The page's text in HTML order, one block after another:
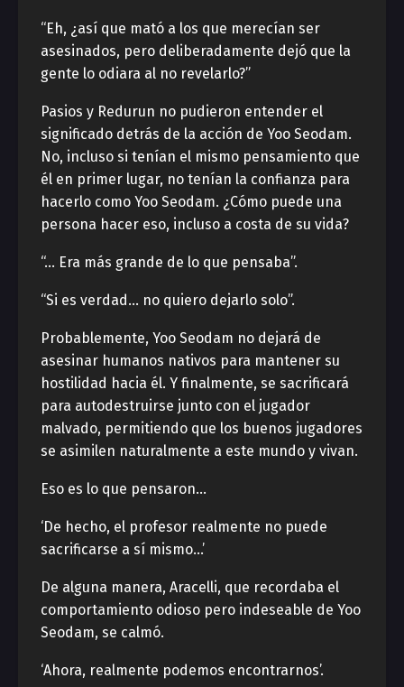
“Eh, ¿así que mató a los que merecían ser
asesinados, pero deliberadamente dejó que la
gente lo odiara al no revelarlo?”
Pasios y Redurun no pudieron entender el
significado detrás de la acción de Yoo Seodam.
No, incluso si tenían el mismo pensamiento que
él en primer lugar, no tenían la confianza para
hacerlo como Yoo Seodam. ¿Cómo puede una
persona hacer eso, incluso a costa de su vida?
“… Era más grande de lo que pensaba”.
“Si es verdad… no quiero dejarlo solo”.
Probablemente, Yoo Seodam no dejará de
asesinar humanos nativos para mantener su
hostilidad hacia él. Y finalmente, se sacrificará
para autodestruirse junto con el jugador
malvado, permitiendo que los buenos jugadores
se asimilen naturalmente a este mundo y vivan.
Eso es lo que pensaron…
‘De hecho, el profesor realmente no puede
sacrificarse a sí mismo…’
De alguna manera, Aracelli, que recordaba el
comportamiento odioso pero indeseable de Yoo
Seodam, se calmó.
‘Ahora, realmente podemos encontrarnos’.